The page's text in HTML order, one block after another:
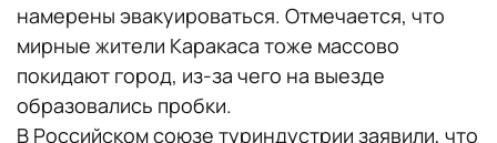
намерены эвакуироваться. Отмечается, что
мирные жители Каракаса тоже массово
покидают город, из-за чего на выезде
образовались пробки.
В Российском союзе туриндустрии заявили, что